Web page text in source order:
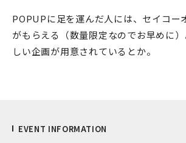
POPUPに足を運んだ人には、セイコー
がもらえる（数量限定なのでお早めに
しい企画が用意されているとか。
EVENT INFORMATION